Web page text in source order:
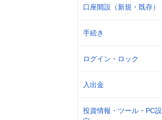
口座開設（新規・既存）
手続き
ログイン・ロック
入出金
投資情報・ツール・PC設